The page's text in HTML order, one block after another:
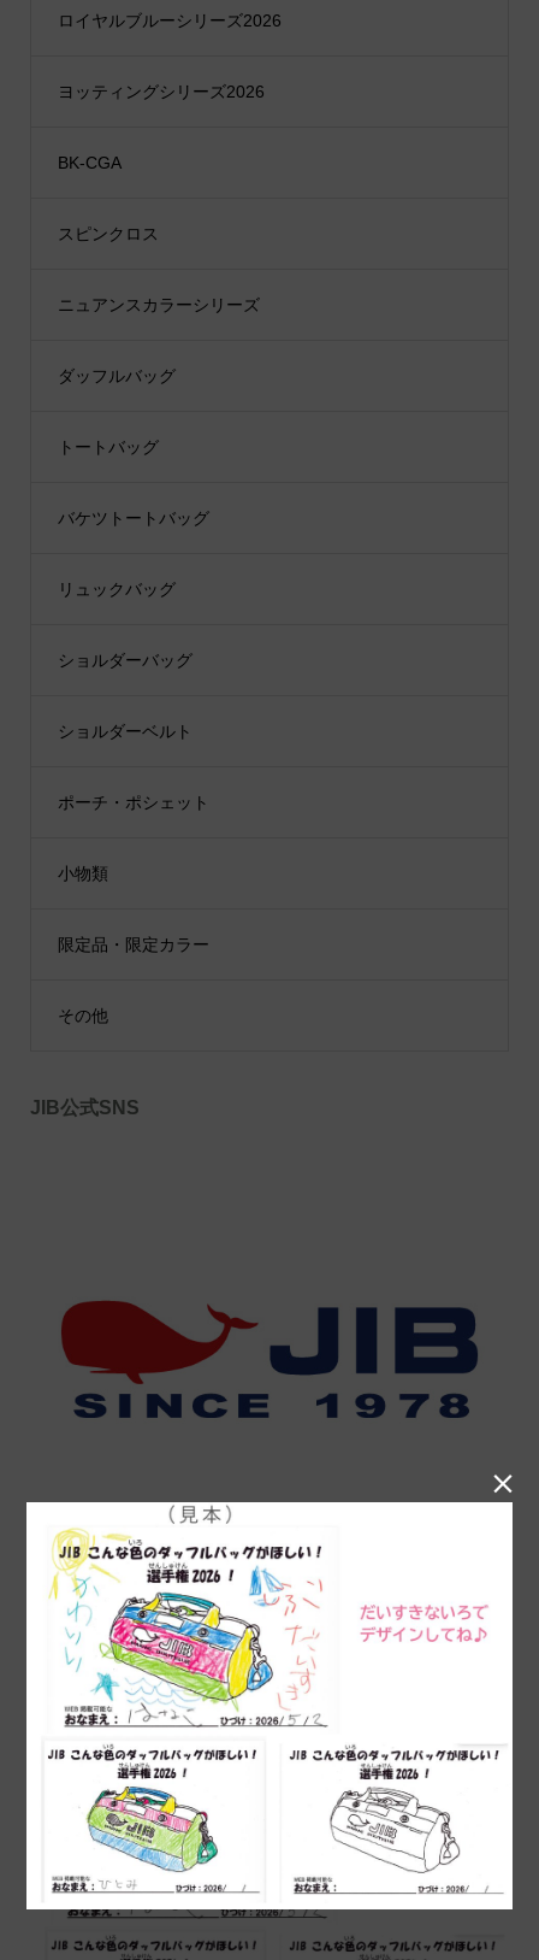
ロイヤルブルーシリーズ2026
ヨッティングシリーズ2026
BK-CGA
スピンクロス
ニュアンスカラーシリーズ
ダッフルバッグ
トートバッグ
バケツトートバッグ
リュックバッグ
ショルダーバッグ
ショルダーベルト
ポーチ・ポシェット
小物類
限定品・限定カラー
その他
JIB公式SNS
